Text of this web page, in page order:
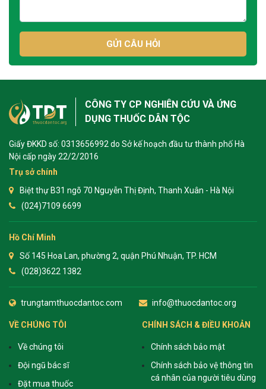
GỬI CÂU HỎI
CÔNG TY CP NGHIÊN CỨU VÀ ỨNG
DỤNG THUỐC DÂN TỘC
Giấy ĐKKD số: 0313656992 do Sở kế hoạch đầu tư thành phố Hà
Nội cấp ngày 22/2/2016
Trụ sở chính
Biệt thự B31 ngõ 70 Nguyễn Thị Định, Thanh Xuân - Hà Nội
(024)7109 6699
Hồ Chí Minh
Số 145 Hoa Lan, phường 2, quận Phú Nhuận, TP. HCM
(028)3622 1382
trungtamthuocdantoc.com info@thuocdantoc.org
VỀ CHÚNG TÔI
Về chúng tôi
Đội ngũ bác sĩ
Đặt mua thuốc
CHÍNH SÁCH & ĐIỀU KHOẢN
Chính sách bảo mật
Chính sách bảo vệ thông tin
cá nhân của người tiêu dùng